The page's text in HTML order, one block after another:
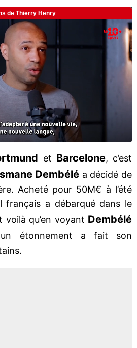
et Barcelone, c’est
Dembélé a décidé de
Acheté pour 50M€ à l’été
français a débarqué dans le
voilà qu’en voyant Dembélé
étonnement a fait son